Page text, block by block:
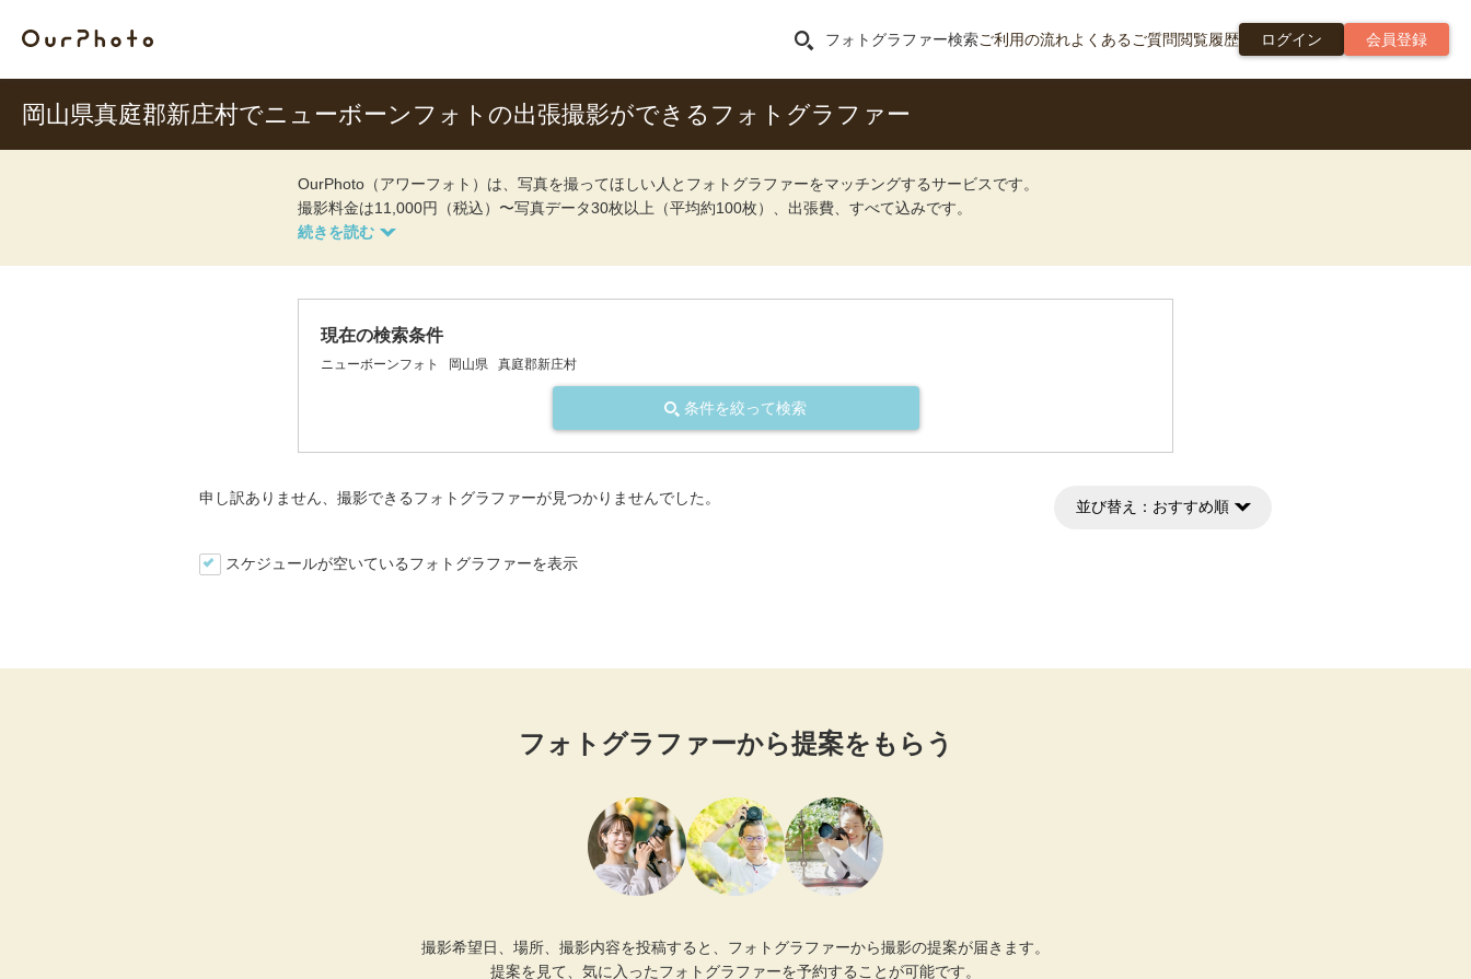
フォトグラファー検索ご利用の流れよくあるご質問閲覧履歴 ログイン 会員登録
岡山県真庭郡新庄村でニューボーンフォトの出張撮影ができるフォトグラファー
OurPhoto（アワーフォト）は、写真を撮ってほしい人とフォトグラファーをマッチングするサービスです。
撮影料金は11,000円（税込）〜写真データ30枚以上（平均約100枚）、出張費、すべて込みです。
現在の検索条件
ニューボーンフォト 岡山県 真庭郡新庄村
条件を絞って検索
申し訳ありません、撮影できるフォトグラファーが見つかりませんでした。 並び替え： おすすめ順
スケジュールが空いているフォトグラファーを表示
フォトグラファーから提案をもらう
撮影希望日、場所、撮影内容を投稿すると、フォトグラファーから撮影の提案が届きます。
提案を見て、気に入ったフォトグラファーを予約することが可能です。